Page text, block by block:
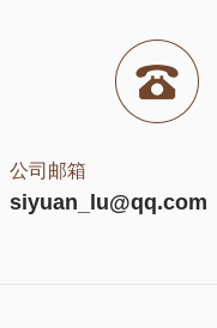
公司邮箱
siyuan_lu@qq.com